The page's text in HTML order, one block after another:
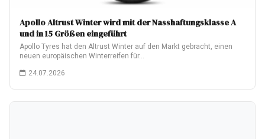
Apollo Altrust Winter wird mit der Nasshaftungsklasse A
und in 15 Größen eingeführt
Apollo Tyres hat den Altrust Winter auf den Markt gebracht, einen
neuen europäischen Winterreifen für…
24.07.2026